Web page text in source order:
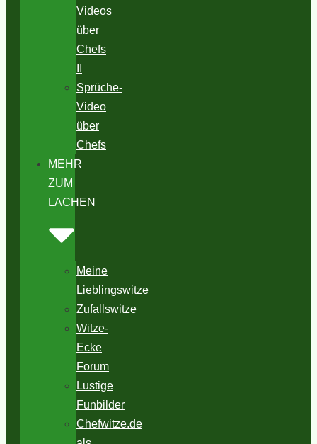
Videos
über
Chefs
Sprüche-
Video
über
Chefs
MEHR
ZUM
LACHEN
Meine
Lieblingswitze
Zufallswitze
Witze-
Ecke
Forum
Lustige
Funbilder
Chefwitze.de